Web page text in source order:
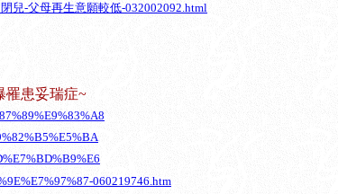
兒-父母再生意願較低-032002092.html
罹患妥瑞症~
060219746.htm